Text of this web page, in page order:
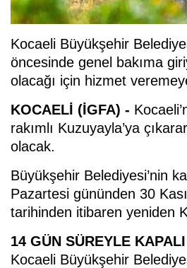
Kocaeli Büyükşehir
öncesinde genel bakıma
olacağı için hizmet
KOCAELİ (İGFA) -
rakımlı Kuzuyayla’ya
olacak.
Büyükşehir Belediyesi’nin
Pazartesi gününden 30
tarihinden itibaren yeniden
14 GÜN SÜREYLE
Kocaeli Büyükşehir